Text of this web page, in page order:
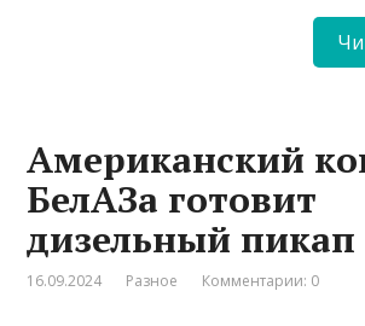
Американский
БелАЗа готовит
дизельный пикап
16.09.2024 Разное Комментарии: 0